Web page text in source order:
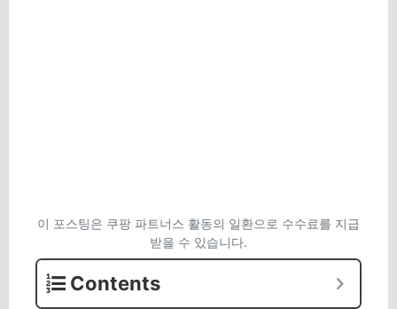
이 포스팅은 쿠팡 파트너스 활동의 일환으로 수수료를 지급
받을 수 있습니다.
Contents